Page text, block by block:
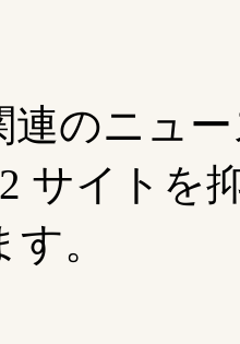
連のニュ
サイトを
。